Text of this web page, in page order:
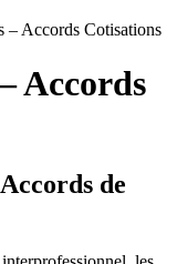
– Accords Cotisations
Accords
de